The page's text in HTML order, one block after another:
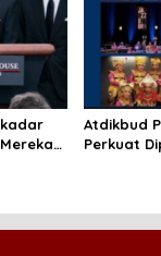
Atdikbud
Perkuat